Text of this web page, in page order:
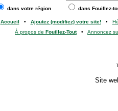
dans votre région dans Fouillez-
Accueil • Ajoutez (modifiez) votre site!•
À propos de Fouillez-Tout• Annoncez
Site